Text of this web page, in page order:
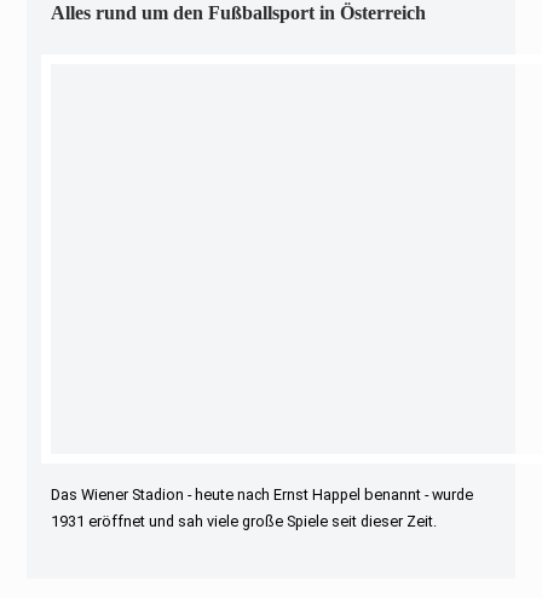
Alles rund um den Fußballsport in Österreich
Das Wiener Stadion - heute nach Ernst Happel benannt - wurde
1931 eröffnet und sah viele große Spiele seit dieser Zeit.